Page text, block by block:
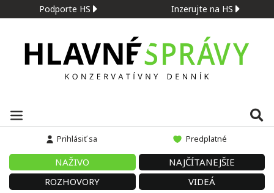
Podporte HS Inzerujte na HS
Prihlásiť sa Predplatné
NAŽIVO
NAJČÍTANEJŠIE
ROZHOVORY
VIDEÁ